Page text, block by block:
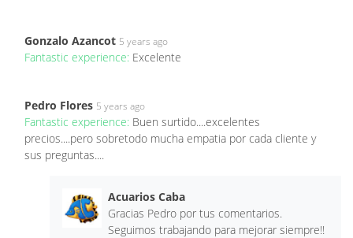
Gonzalo Azancot 5 years ago
Fantastic experience: Excelente
Pedro Flores 5 years ago
Fantastic experience: Buen surtido....excelentes
precios....pero sobretodo mucha empatia por cada cliente y
sus preguntas....
Acuarios Caba
Gracias Pedro por tus comentarios.
Seguimos trabajando para mejorar siempre!!